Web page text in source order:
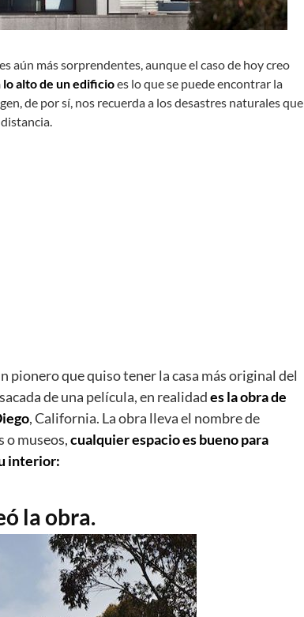
aún más sorprendentes, aunque el caso de hoy creo
lo alto de un edificioes lo que se puede encontrar la
de por sí, nos recuerda a los desastres naturales que
pionero que quiso tener la casa más original del
de una película, en realidades la obra de
, California. La obra lleva el nombre de
o museos,cualquier espacio es bueno para
interior:
la obra.